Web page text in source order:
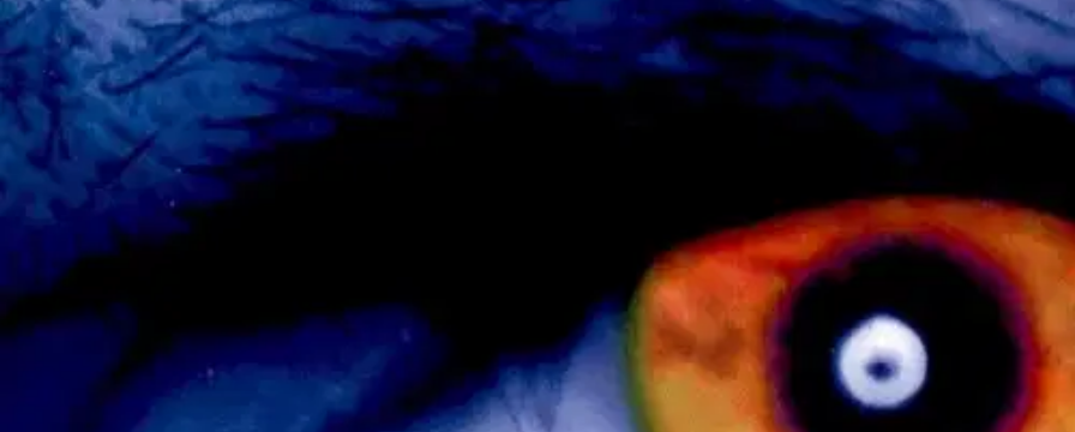
Tuotekuvat- ja videotOhita tuotekuva
Asiakasomistaja-alennus -15 %
Avaa kuva suurempana
Karusellin nuolipainikkeet
Johnny Kniga
Nesbø, Jo: Suden hetki
10,71 €